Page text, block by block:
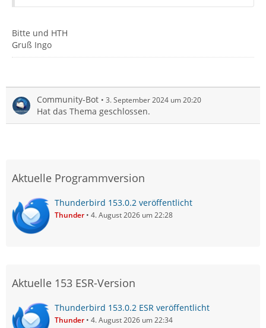
Bitte und HTH
Gruß Ingo
Community-Bot 3. September 2024 um 20:20
Hat das Thema geschlossen.
Aktuelle Programmversion
Thunderbird 153.0.2 veröffentlicht
Thunder 4. August 2026 um 22:28
Aktuelle 153 ESR-Version
Thunderbird 153.0.2 ESR veröffentlicht
Thunder 4. August 2026 um 22:34